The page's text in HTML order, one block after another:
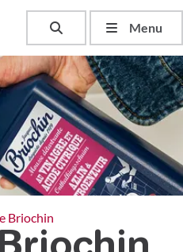
Toggle searchMenu
Briochin